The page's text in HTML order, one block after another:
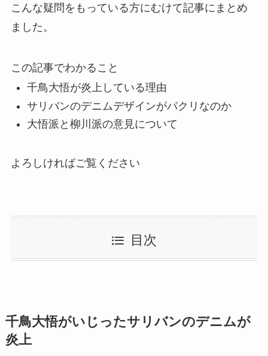
こんな疑問をもっている方にむけて記事にまとめ
ました。
この記事でわかること
千鳥大悟が炎上している理由
サリバンのデニムデザインがパクリなのか
大悟派と柳川派の意見について
よろしければご覧ください
目次
千鳥大悟がいじったサリバンのデニムが
炎上